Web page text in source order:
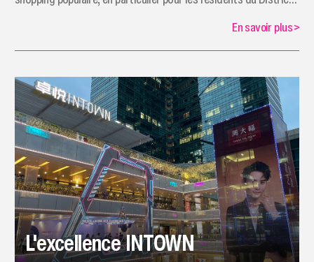
En savoir plus>
L'excellence INTOWN